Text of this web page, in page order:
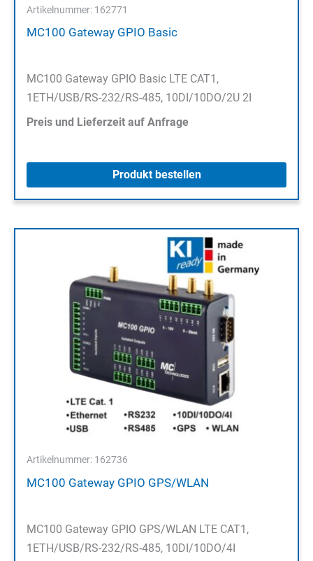
Artikelnummer: 162771
MC100 Gateway GPIO Basic
MC100 Gateway GPIO Basic LTE CAT1,
1ETH/USB/RS-232/RS-485, 10DI/10DO/2U 2I
Preis und Lieferzeit auf Anfrage
Produkt bestellen
Artikelnummer: 162736
MC100 Gateway GPIO GPS/WLAN
MC100 Gateway GPIO GPS/WLAN LTE CAT1,
1ETH/USB/RS-232/RS-485, 10DI/10DO/4I